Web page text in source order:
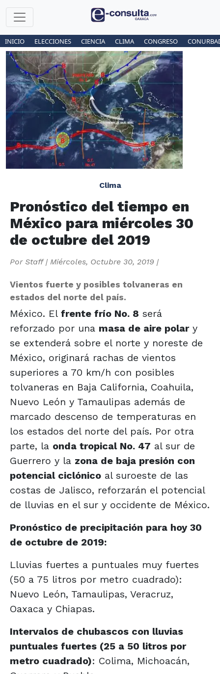
INICIO ELECCIONES CIENCIA CLIMA CONGRESO
Clima
Pronóstico del tiempo en
México para miércoles 30
de octubre del 2019
Por Staff| Miércoles, Octubre 30, 2019 |
Vientos fuerte y posibles tolvaneras en
estados del norte del país.
México. El frente frío No. 8 será
reforzado por una masa de aire polary
se extenderá sobre el norte y noreste de
México, originará rachas de vientos
superiores a 70 km/h con posibles
tolvaneras en Baja California, Coahuila,
Nuevo León y Tamaulipas además de
marcado descenso de temperaturas en
los estados del norte del país. Por otra
parte, la onda tropical No. 47 al sur de
Guerrero y la zona de baja presión con
potencial ciclónico al suroeste de las
costas de Jalisco, reforzarán el potencial
de lluvias en el sur y occidente de México.
Pronóstico de precipitación para hoy 30
de octubre de 2019:
Lluvias fuertes a puntuales muy fuertes
(50 a 75 litros por metro cuadrado):
Nuevo León, Tamaulipas, Veracruz,
Oaxaca y Chiapas.
Intervalos de chubascos con lluvias
puntuales fuertes (25 a 50 litros por
metro cuadrado): Colima, Michoacán,